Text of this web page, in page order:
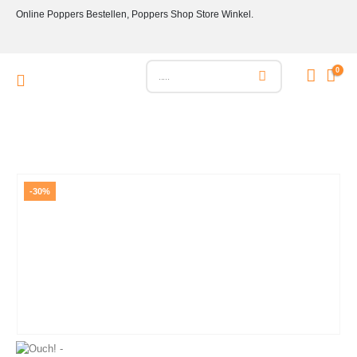
Online Poppers Bestellen, Poppers Shop Store Winkel.
0
-30%